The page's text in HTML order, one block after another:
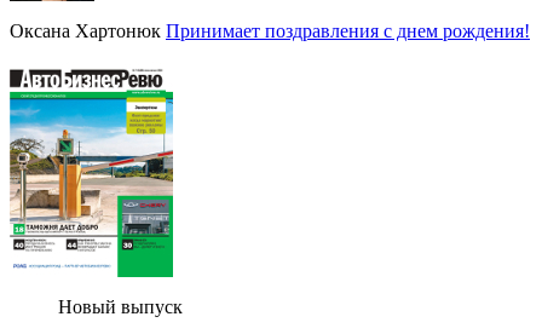
Оксана Хартонюк Принимает поздравления с днем рождения!
Новый выпуск